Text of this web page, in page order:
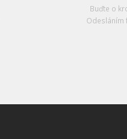
Buďte o
Odesláním